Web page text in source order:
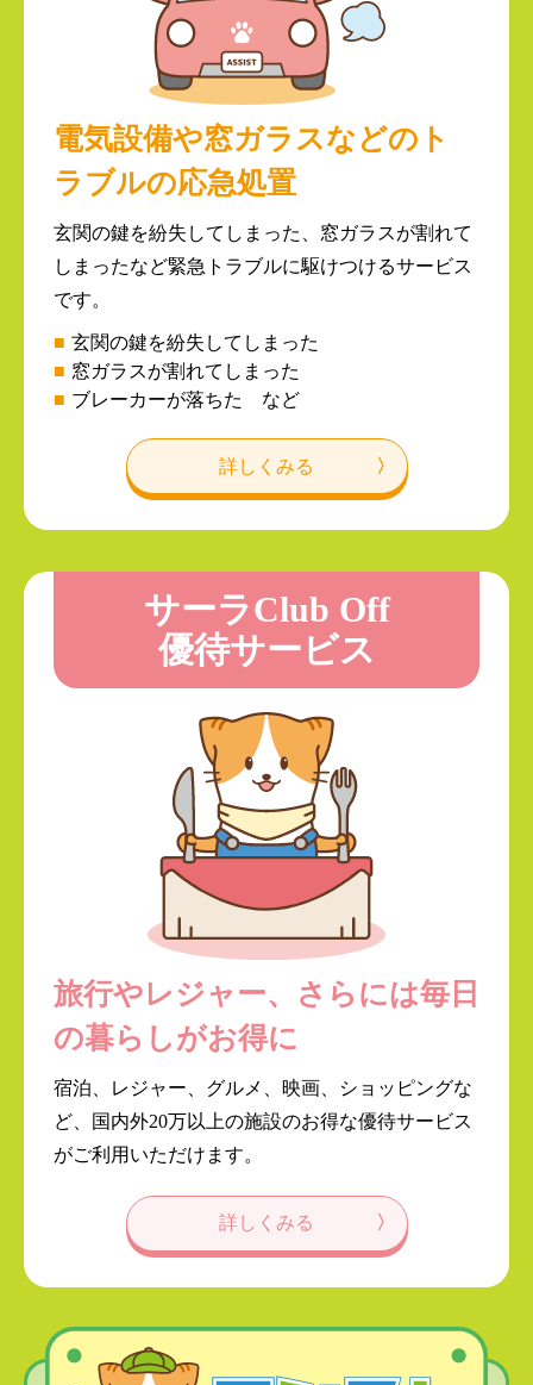
電気設備や窓ガラスなどのト
ラブルの応急処置
玄関の鍵を紛失してしまった、窓ガラスが割れて
しまったなど緊急トラブルに駆けつけるサービス
です。
玄関の鍵を紛失してしまった
窓ガラスが割れてしまった
ブレーカーが落ちた など
詳しくみる
サーラClub Off
優待サービス
旅行やレジャー、
さらには毎日
の暮らしがお得に
宿泊、レジャー、グルメ、映画、ショッピングな
ど、国内外20万以上の施設のお得な優待サービス
がご利用いただけます。
詳しくみる